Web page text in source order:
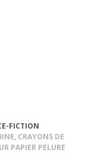
FICTION
CRAYONS DE
PAPIER PELURE